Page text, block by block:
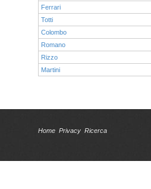
Ferrari
Totti
Colombo
Romano
Rizzo
Martini
Home Privacy Ricerca